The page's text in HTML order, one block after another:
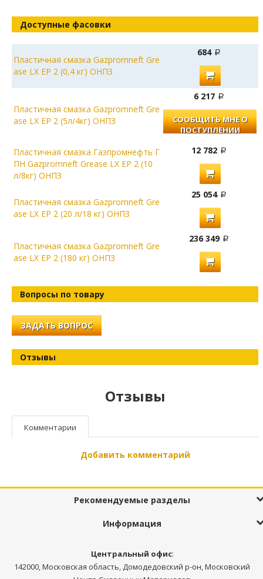
Доступные фасовки
Пластичная смазка Gazpromneft Gre
ase LX EP 2 (0,4 кг) ОНПЗ
684
Пластичная смазка Gazpromneft Gre
ase LX EP 2 (5л/4кг) ОНПЗ
6 217
СООБЩИТЬ МНЕ О
ПОСТУПЛЕНИИ
Пластичная смазка Газпромнефть Г
ПН Gazpromneft Grease LX EP 2 (10
л/8кг) ОНПЗ
12 782
Пластичная смазка Gazpromneft Gre
ase LX EP 2 (20 л/18 кг) ОНПЗ
25 054
Пластичная смазка Gazpromneft Gre
ase LX EP 2 (180 кг) ОНПЗ
236 349
Вопросы по товару
ЗАДАТЬ ВОПРОС
Отзывы
Отзывы
Комментарии
Добавить комментарий
Рекомендуемые разделы
Информация
Центральный офис:
142000, Московская область, Домодедовский р-он, Московский